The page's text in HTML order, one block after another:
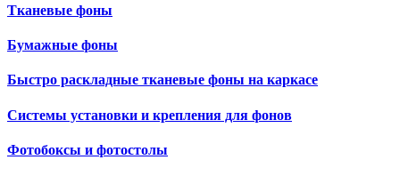
Тканевые фоны
Бумажные фоны
Быстро раскладные тканевые фоны на каркасе
Системы установки и крепления для фонов
Фотобоксы и фотостолы